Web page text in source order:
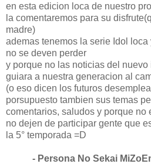
en esta edicion loca de nuestro
la comentaremos para su
madre)
ademas tenemos la serie Idol
no se deven perder
y porque no las noticias del
guiara a nuestra generacion al
(o eso dicen los futuros
porsupuesto tambien sus temas
comentarios, saludos y porque no
no dejen de participar gente que
la 5° temporada =D
- Persona No Sekai